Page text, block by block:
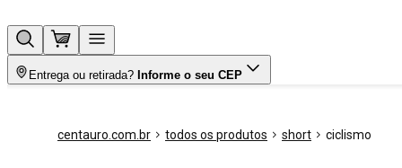
Entrega ou retirada? Informe o seu CEP
centauro.com.br todos os produtos short ciclismo